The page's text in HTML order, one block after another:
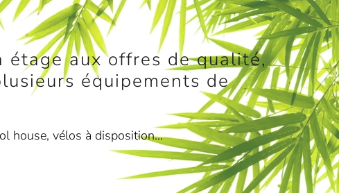
étage aux offres de qualité,
équipements de
house, vélos à disposition…